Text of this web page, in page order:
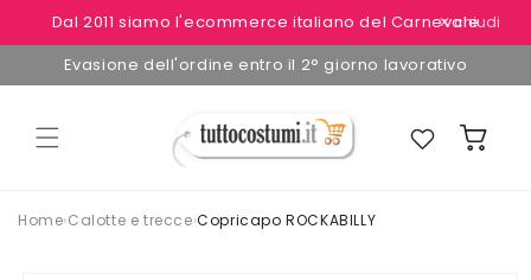
direttamente
ai contenuti
Dal 2011 siamo l'ecommerce italiano del Carnevale
✕ chiudi
Evasione dell'ordine entro il 2° giorno lavorativo
Preferiti Carrello
Home›Calotte e trecce›Copricapo ROCKABILLY